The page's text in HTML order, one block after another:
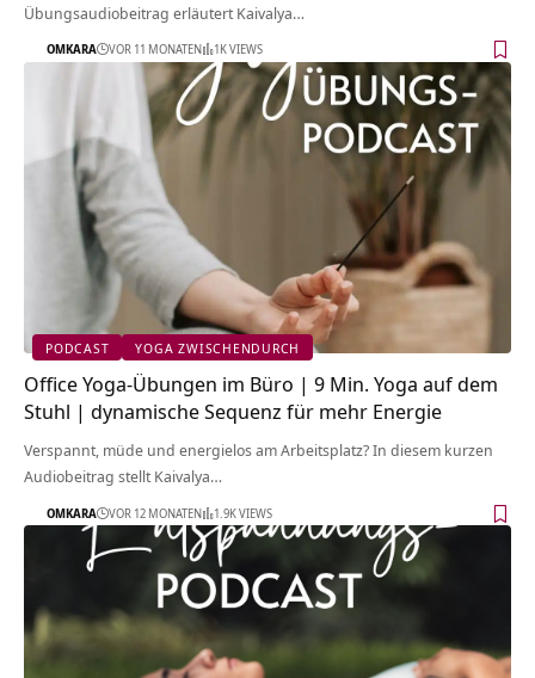
Übungsaudiobeitrag erläutert Kaivalya…
OMKARA VOR 11 MONATEN 1K VIEWS
PODCAST YOGA ZWISCHENDURCH
Office Yoga-Übungen im Büro | 9 Min. Yoga auf dem
Stuhl | dynamische Sequenz für mehr Energie
Verspannt, müde und energielos am Arbeitsplatz? In diesem kurzen
Audiobeitrag stellt Kaivalya…
OMKARA VOR 12 MONATEN 1.9K VIEWS